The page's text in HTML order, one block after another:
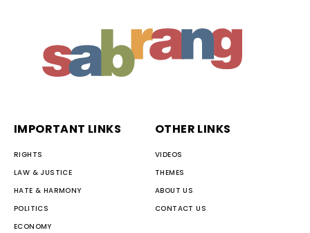
IMPORTANT LINKS
RIGHTS
LAW & JUSTICE
HATE & HARMONY
POLITICS
ECONOMY
OTHER LINKS
VIDEOS
THEMES
ABOUT US
CONTACT US